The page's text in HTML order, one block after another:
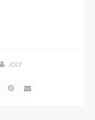
JOLY
Pinterest
Email